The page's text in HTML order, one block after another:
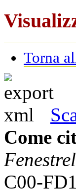
Torna
Come
C00-